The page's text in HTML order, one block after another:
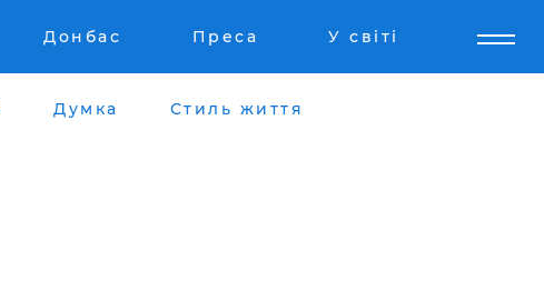
Донбас Преса У світі
Думка Стиль життя